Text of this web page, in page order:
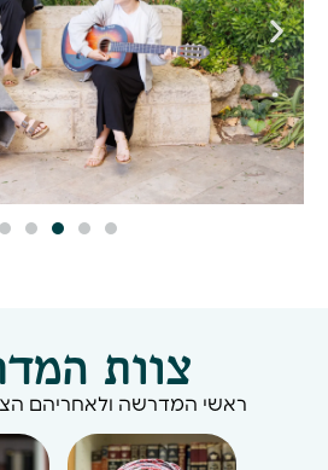
צוות
ראשי המדרשה ולאחריהם